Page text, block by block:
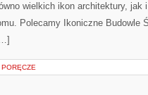
wielkich ikon architektury, jak
Polecamy Ikoniczne Budowle